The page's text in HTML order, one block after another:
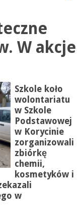
W akcje
Szkole koło
wolontariatu
w Szkole
Podstawowej
w Korycinie
zorganizowali
zbiórkę
chemii,
kosmetyków i
w